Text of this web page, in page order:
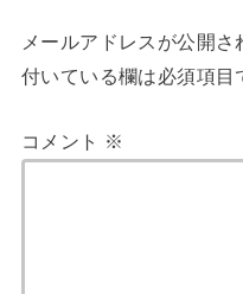
メールアドレスが公開さ
付いている欄は必須項目
コメント ※